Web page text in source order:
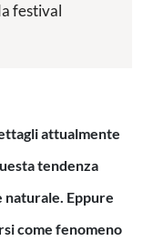
festival
attualmente
tendenza
naturale. Eppure
come fenomeno